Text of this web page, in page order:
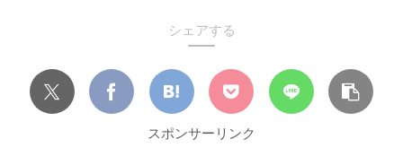
シェアする
スポンサーリンク